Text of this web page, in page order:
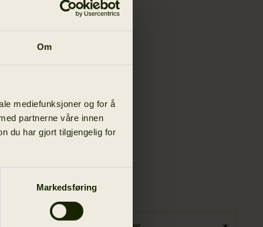
Om
mediefunksjoner og for å
partnerne våre innen
du har gjort tilgjengelig for
Markedsføring
det
Han